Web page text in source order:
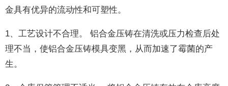
金具有优异的流动性和可塑性。
1、工艺设计不合理。 铝合金压铸在清洗或压力检查后处
理不当，使铝合金压铸模具变黑，从而加速了霉菌的产
生。